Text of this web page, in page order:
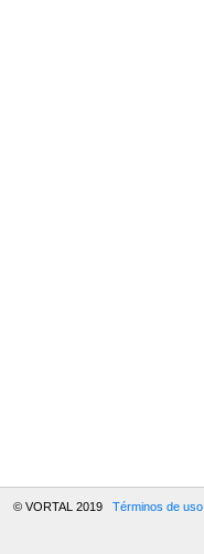
© VORTAL 2019 Términos de uso